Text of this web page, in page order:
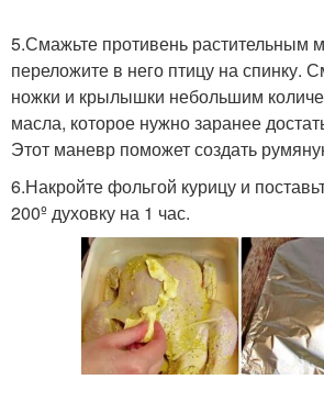
5.Смажьте противень растительным
переложите в него птицу на спинку.
ножки и крылышки небольшим
масла, которое нужно заранее
Этот маневр поможет создать
6.Накройте фольгой курицу и
200º духовку на 1 час.